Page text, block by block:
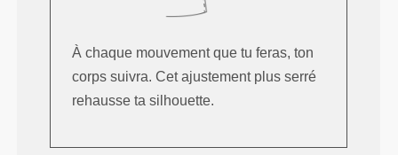
À chaque mouvement que tu feras, ton
corps suivra. Cet ajustement plus serré
rehausse ta silhouette.